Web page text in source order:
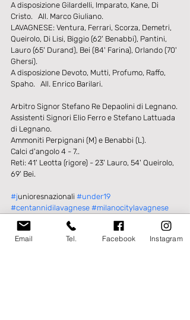
A disposizione Gilardelli, Imparato, Kane, Di
Cristo.   All. Marco Giuliano.
LAVAGNESE: Ventura, Ferrari, Scorza, Demetri,
Queirolo, Di Lisi, Biggio (62' Benabbi), Pantini,
Lauro (65' Durand), Bei (84' Farina), Orlando (70'
Ghersi).
A disposizione Devoto, Mutti, Profumo, Raffo,
Spaho.   All. Enrico Barilari.
Arbitro Signor Stefano Re Depaolini di Legnano.
Assistenti Signori Elio Ferro e Stefano Lattuada
di Legnano.
Ammoniti Perpignani (M) e Benabbi (L).
Calci d'angolo 4 - 7..
Reti: 41' Leotta (rigore) - 23' Lauro, 54' Queirolo,
69' Bei.
#junioresnazionali #under19
#centannidilavagnese #milanocitylavagnese
Email Tel. Facebook Instagram